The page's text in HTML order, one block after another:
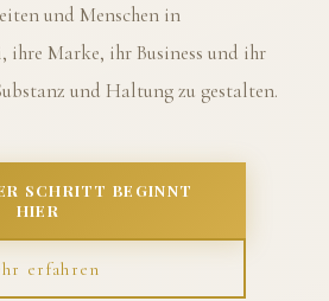
und Menschen in
ihre Marke, ihr Business und ihr
und Haltung zu gestalten.
SCHRITT BEGINNT
HIER
erfahren